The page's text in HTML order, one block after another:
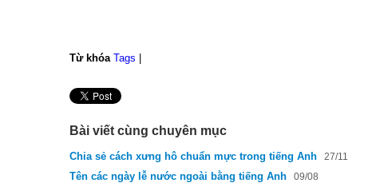
Từ khóa Tags
Bài viết cùng chuyên mục
Chia sẻ cách xưng hô chuẩn mực trong tiếng Anh 27/11
Tên các ngày lễ nước ngoài bằng tiếng Anh 09/08